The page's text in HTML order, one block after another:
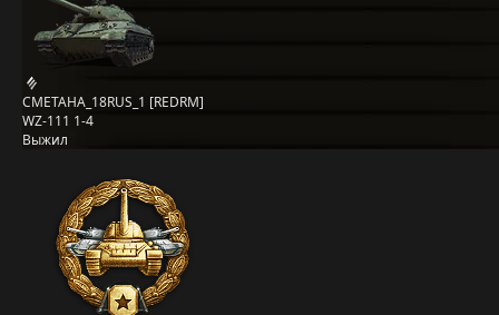
CMETAHA_18RUS_1 [REDRM]
WZ-111 1-4
Выжил